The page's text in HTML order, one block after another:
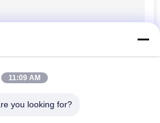
11:09 AM
you looking for?